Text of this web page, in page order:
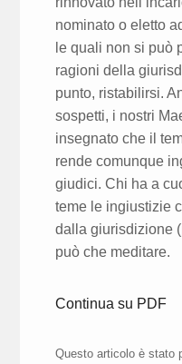
nominato o eletto
le quali non si può
ragioni della
punto, ristabilirsi.
sospetti, i nostri
insegnato che il
rende comunque
giudici. Chi ha a
teme le ingiustizie
dalla giurisdizione
può che meditare.
Continua su PDF
Questo articolo è stato